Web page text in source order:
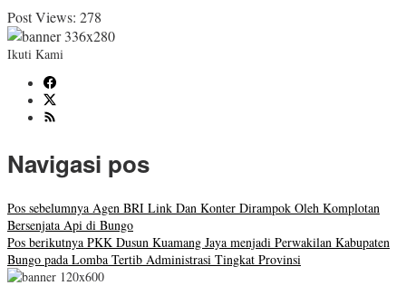
Post Views: 278
Ikuti Kami
Navigasi pos
Pos sebelumnya Agen BRI Link Dan Konter Dirampok Oleh Komplotan
Bersenjata Api di Bungo
Pos berikutnya PKK Dusun Kuamang Jaya menjadi Perwakilan Kabupaten
Bungo pada Lomba Tertib Administrasi Tingkat Provinsi